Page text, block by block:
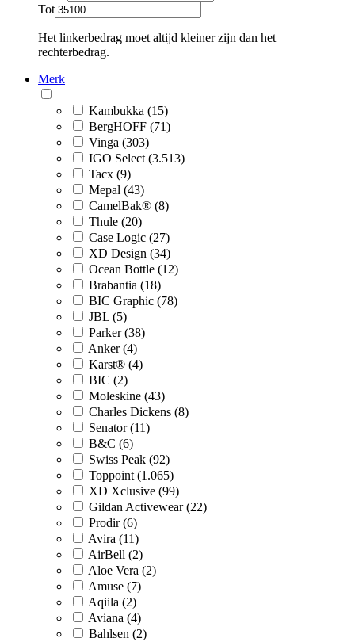
Tot
Het linkerbedrag moet altijd kleiner zijn dan het
rechterbedrag.
Merk
Kambukka (15)
BergHOFF (71)
Vinga (303)
IGO Select (3.513)
Tacx (9)
Mepal (43)
CamelBak® (8)
Thule (20)
Case Logic (27)
XD Design (34)
Ocean Bottle (12)
Brabantia (18)
BIC Graphic (78)
JBL (5)
Parker (38)
Anker (4)
Karst® (4)
BIC (2)
Moleskine (43)
Charles Dickens (8)
Senator (11)
B&C (6)
Swiss Peak (92)
Toppoint (1.065)
XD Xclusive (99)
Gildan Activewear (22)
Prodir (6)
Avira (11)
AirBell (2)
Aloe Vera (2)
Amuse (7)
Aqiila (2)
Aviana (4)
Bahlsen (2)